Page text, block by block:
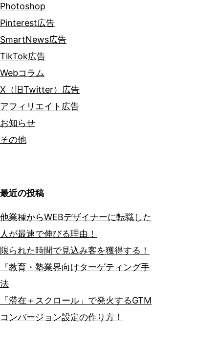
Photoshop
Pinterest広告
SmartNews広告
TikTok広告
Webコラム
X（旧Twitter）広告
アフィリエイト広告
お知らせ
その他
最近の投稿
他業種からWEBデザイナーに転職した
人が最速で伸びる理由！
限られた時間で見込み客を獲得する！
『教育・塾業界向けターゲティング手
法
「滞在＋スクロール」で発火するGTM
コンバージョン設定の作り方！